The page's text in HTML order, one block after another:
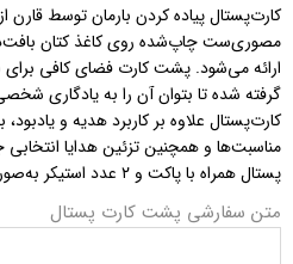
کارت‌پستال پیاده کردن بارمان توسط قارن
مصوری‌ست چاپ‌شده روی کاغذ کتان
ارائه می‌شود. پشت کارت فضای کافی برای
گرفته شده تا بتوان آن را به یادگاری
کارت‌پستال علاوه بر کاربرد هدیه و یادبود،
مناسبت‌ها و همچنین تزئین هدایا
پستال همراه با پاکت و ۲ عدد استیکر به‌صورت تمبر ارائه می‌شود.
متن سفارشی پشت کارت پستال